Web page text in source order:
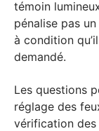
témoin
pénalise pas
à condition
demandé.
Les questions
réglage des
vérification